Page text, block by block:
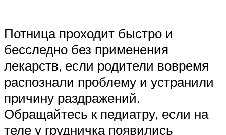
Потница проходит быстро и
бесследно без применения
лекарств, если родители вовремя
распознали проблему и устранили
причину раздражений.
Обращайтесь к педиатру, если на
теле у грудничка появились